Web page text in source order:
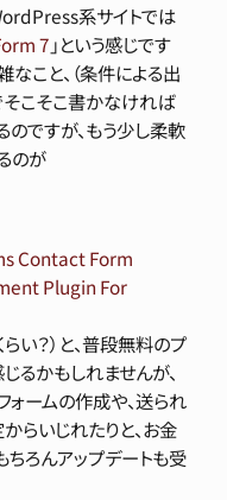
系サイトでは
7 」という感じです
こと、（条件による出
そこそこ書かなければ
ですが、もう少し柔軟
のが
Contact Form
Plugin For
い？）と、普段無料のプ
るかもしれませんが、
ォームの作成や、送られ
らいじれたりと、お金
ちろんアップデートも受